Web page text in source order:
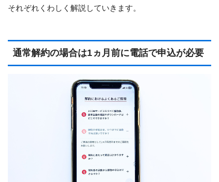
それぞれくわしく解説していきます。
通常解約の場合は1ヵ月前に電話で申込が必要